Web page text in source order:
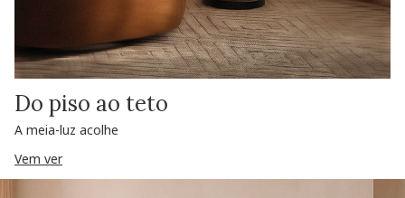
Do piso ao teto
A meia-luz acolhe
Vem ver